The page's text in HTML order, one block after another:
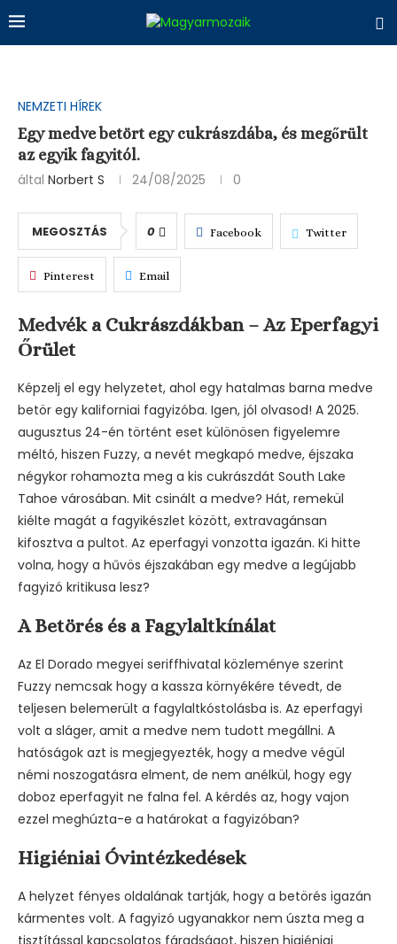
NEMZETI HÍREK
Egy medve betört egy cukrászdába, és megőrült
az egyik fagyitól.
által Norbert S 24/08/2025 0
MEGOSZTÁS 0 Facebook Twitter
Pinterest Email
Medvék a Cukrászdákban – Az Eperfagyi
Őrület
Képzelj el egy helyzetet, ahol egy hatalmas barna medve
betör egy kaliforniai fagyizóba. Igen, jól olvasod! A 2025.
augusztus 24-én történt eset különösen figyelemre
méltó, hiszen Fuzzy, a nevét megkapó medve, éjszaka
négykor rohamozta meg a kis cukrászdát South Lake
Tahoe városában. Mit csinált a medve? Hát, remekül
kiélte magát a fagyikészlet között, extravagánsan
kifosztva a pultot. Az eperfagyi vonzotta igazán. Ki hitte
volna, hogy a hűvös éjszakában egy medve a legújabb
fagyizó kritikusa lesz?
A Betörés és a Fagylaltkínálat
Az El Dorado megyei seriffhivatal közleménye szerint
Fuzzy nemcsak hogy a kassza környékére tévedt, de
teljesen belemerült a fagylaltkóstolásba is. Az eperfagyi
volt a sláger, amit a medve nem tudott megállni. A
hatóságok azt is megjegyezték, hogy a medve végül
némi noszogatásra elment, de nem anélkül, hogy egy
doboz eperfagyit ne falna fel. A kérdés az, hogy vajon
ezzel meghúzta-e a határokat a fagyizóban?
Higiéniai Óvintézkedések
A helyzet fényes oldalának tartják, hogy a betörés igazán
kármentes volt. A fagyizó ugyanakkor nem úszta meg a
tisztítással kapcsolatos fáradságot, hiszen higiéniai